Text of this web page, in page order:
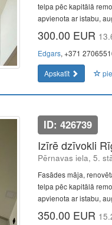
telpa pēc kapitālā
apvienota ar istabu,
300.00 EUR
Edgars, +371
Apskatīt
ID: 426739
Izīrē dzīvokli
Pērnavas iela, 5.
Fasādes māja,
telpa pēc kapitālā
apvienota ar istabu,
350.00 EUR